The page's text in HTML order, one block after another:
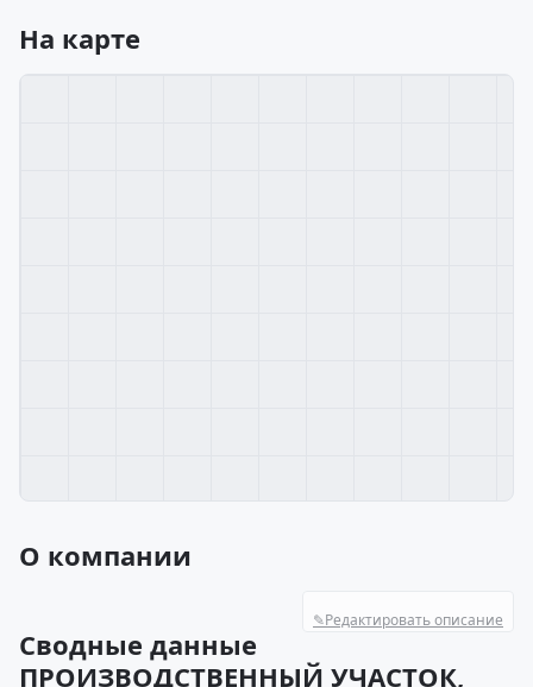
На карте
О компании
✎Редактировать описание
Сводные данные
ПРОИЗВОДСТВЕННЫЙ УЧАСТОК,